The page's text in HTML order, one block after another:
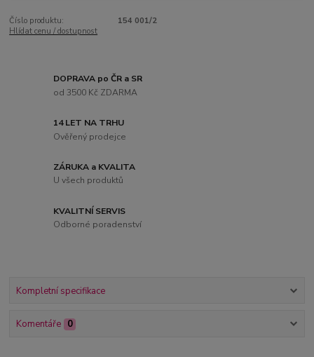
Číslo produktu:
154 001/2
Hlídat cenu / dostupnost
DOPRAVA po ČR a SR
od 3500 Kč ZDARMA
14 LET NA TRHU
Ověřený prodejce
ZÁRUKA a KVALITA
U všech produktů
KVALITNÍ SERVIS
Odborné poradenství
Kompletní specifikace
Komentáře 0